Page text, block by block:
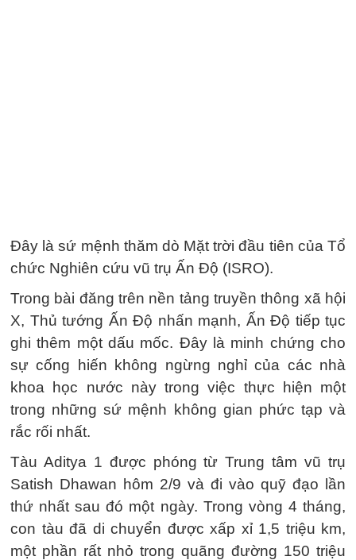
Đây là sứ mệnh thăm dò Mặt trời đầu tiên của Tổ
chức Nghiên cứu vũ trụ Ấn Độ (ISRO).
Trong bài đăng trên nền tảng truyền thông xã hội
X, Thủ tướng Ấn Độ nhấn mạnh, Ấn Độ tiếp tục
ghi thêm một dấu mốc. Đây là minh chứng cho
sự cống hiến không ngừng nghỉ của các nhà
khoa học nước này trong việc thực hiện một
trong những sứ mệnh không gian phức tạp và
rắc rối nhất.
Tàu Aditya 1 được phóng từ Trung tâm vũ trụ
Satish Dhawan hôm 2/9 và đi vào quỹ đạo lần
thứ nhất sau đó một ngày. Trong vòng 4 tháng,
con tàu đã di chuyển được xấp xỉ 1,5 triệu km,
một phần rất nhỏ trong quãng đường 150 triệu